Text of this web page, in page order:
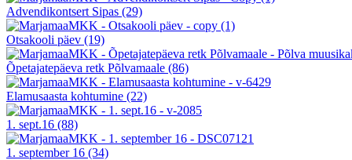
Advendikontsert Sipas (29)
Otsakooli päev (19)
Õpetajatepäeva retk Põlvamaale (86)
Elamusaasta kohtumine (22)
1. sept.16 (88)
1. september 16 (34)